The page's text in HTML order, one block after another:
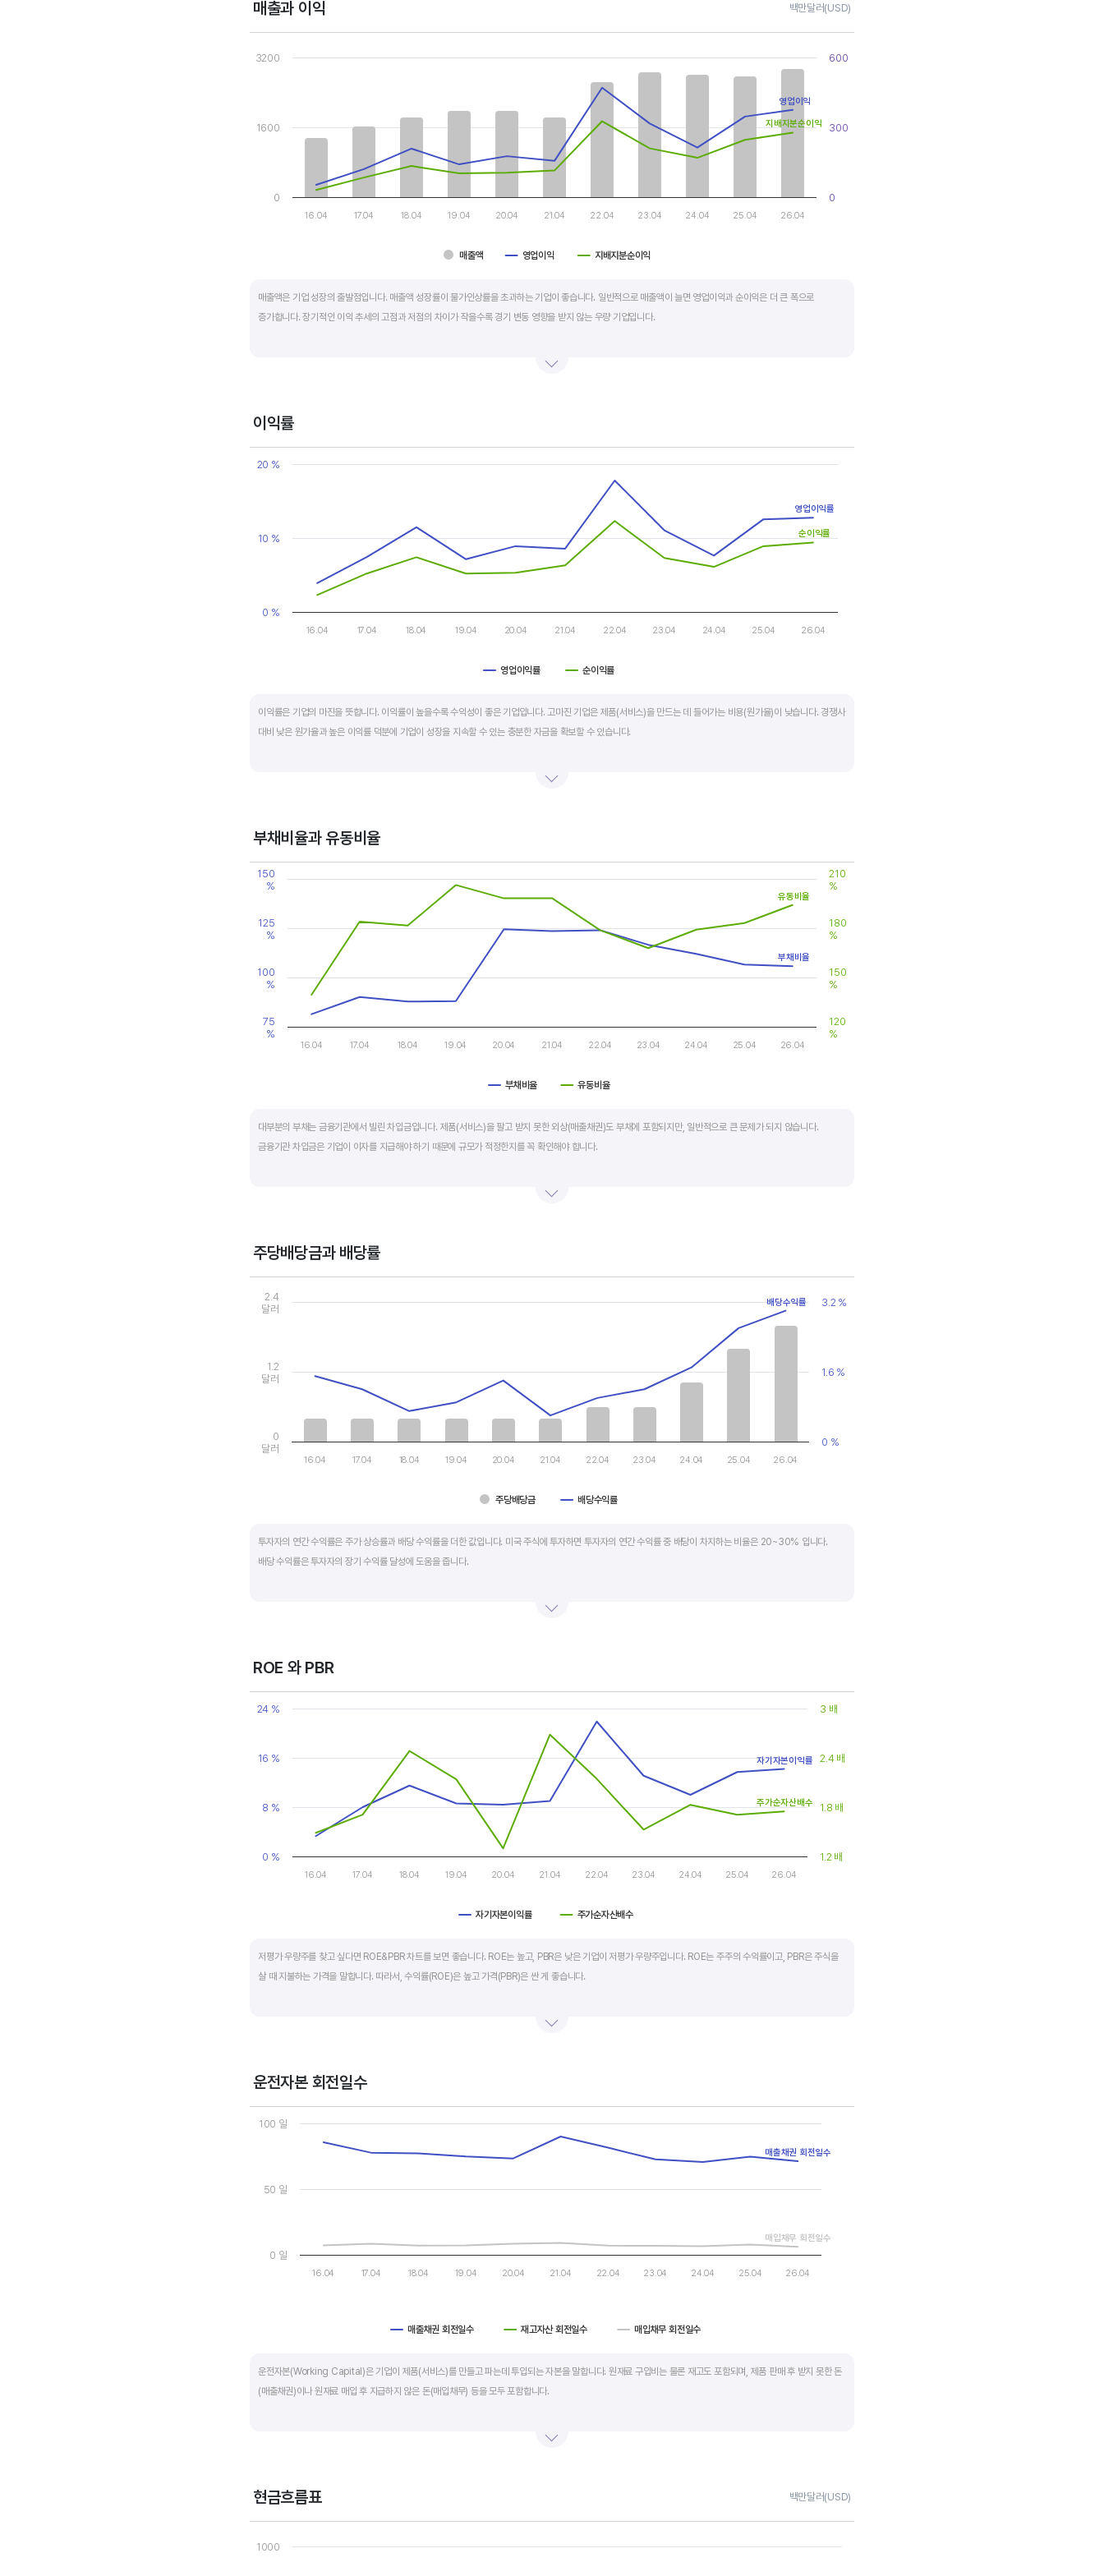
매출과 이익 백만달러(USD)
Chart
View as data table, Chart
매출액 영업이익 지배지분순이익
16.04 17.04 18.04 19.04 20.04 21.04 22.04 23.04 24.04 25.04 26.04
0
1600
3200
0
300
600
영업이익
지배지분순이익
매출액은 기업 성장의 출발점입니다. 매출액 성장률이 물가인상률을 초과하는 기업이 좋습니다. 일반적으로 매출액이 늘면 영업이익과 순이익은 더 큰 폭으로
증가합니다. 장기적인 이익 추세의 고점과 저점의 차이가 작을수록 경기 변동 영향을 받지 않는 우량 기업입니다.
매출액, 영업이익, 순이익 모두 우상향 하는 기업은 주가도 꾸준히 상승합니다. 주가 상승의 출발점이 꾸준한 매출액 증가에서 시작한다는 점을 기억해야 합니다.
이익률
Chart
Line chart with 2 lines.
The chart has 1 Y axis displaying values. Data ranges from 2.3 to 17.78.
영업이익률 순이익률
16.04 17.04 18.04 19.04 20.04 21.04 22.04 23.04 24.04 25.04 26.04
0 %
10 %
20 %
영업이익률
순이익률
이익률은 기업의 마진을 뜻합니다. 이익률이 높을수록 수익성이 좋은 기업입니다. 고마진 기업은 제품(서비스)을 만드는 데 들어가는 비용(원가율)이 낮습니다. 경쟁사
대비 낮은 원가율과 높은 이익률 덕분에 기업이 성장을 지속할 수 있는 충분한 자금을 확보할 수 있습니다.
부채비율과 유동비율
Chart
Line chart with 2 lines.
View as data table, Chart
The chart has 1 X axis displaying categories.
The chart has 2 Y axes displaying values, and values.
부채비율 유동비율
16.04 17.04 18.04 19.04 20.04 21.04 22.04 23.04 24.04 25.04 26.04
75
%
100
%
125
%
150
%
120
%
150
%
180
%
210
%
부채비율
유동비율
대부분의 부채는 금융기관에서 빌린 차입금입니다. 제품(서비스)을 팔고 받지 못한 외상(매출채권)도 부채에 포함되지만, 일반적으로 큰 문제가 되지 않습니다.
금융기관 차입금은 기업이 이자를 지급해야 하기 때문에 규모가 적정한지를 꼭 확인해야 합니다.
주당배당금과 배당률
Chart
Combination chart with 2 data series.
View as data table, Chart
주당배당금 배당수익률
16.04 17.04 18.04 19.04 20.04 21.04 22.04 23.04 24.04 25.04 26.04
0
달러
1.2
달러
2.4
달러
0 %
1.6 %
3.2 %
배당수익률
투자자의 연간 수익률은 주가 상승률과 배당 수익률을 더한 값입니다. 미국 주식에 투자하면 투자자의 연간 수익률 중 배당이 차지하는 비율은 20~30% 입니다.
배당 수익률은 투자자의 장기 수익률 달성에 도움을 줍니다.
매력이 있는 기업이고 배당수익률은 높을수록 좋습니다.
ROE 와 PBR
Chart
Line chart with 2 lines.
The chart has 2 Y axes displaying values, and values.
자기자본이익률 주가순자산배수
16.04 17.04 18.04 19.04 20.04 21.04 22.04 23.04 24.04 25.04 26.04
0 %
8 %
16 %
24 %
1.2 배
1.8 배
2.4 배
3 배
자기자본이익률
주가순자산배수
저평가 우량주를 찾고 싶다면 ROE&PBR 차트를 보면 좋습니다. ROE는 높고, PBR은 낮은 기업이 저평가 우량주입니다. ROE는 주주의 수익률이고, PBR은 주식을
살 때 지불하는 가격을 말합니다. 따라서, 수익률(ROE)은 높고 가격(PBR)은 싼 게 좋습니다.
ROE는 자기자본이익률이라고 하며 (순이익/자본총계)*100% 로 계산합니다. PBR은 주가순자산배수라고 하며 (시가총액/자본총계)로 계산합니다. 동종 산업 내
운전자본 회전일수
Chart
Line chart with 3 lines.
View as data table, Chart
The chart has 1 X axis displaying categories.
매출채권 회전일수 재고자산 회전일수 매입채무 회전일수
16.04 17.04 18.04 19.04 20.04 21.04 22.04 23.04 24.04 25.04 26.04
0 일
50 일
100 일
매출채권 회전일수
매입채무 회전일수
운전자본(Working Capital)은 기업이 제품(서비스)를 만들고 파는데 투입되는 자본을 말합니다. 원재료 구입비는 물론 재고도 포함되며, 제품 판매 후 받지 못한 돈
(매출채권)이나 원재료 매입 후 지급하지 않은 돈(매입채무) 등을 모두 포함합니다.
운전자본 회전일수는 낮을 수록 좋습니다. 운전자본 회전일수가 낮으면 회사의 현금 회전이 빠릅니다. 현금 → 원재료 → 제품 → 매출채권 → 현금으로 회수되는
운전자본 회전일수는 매출채권 회전일수 + 재고자산 회전일수 - 매입채무 회전일수로 계산합니다. 매출채권 회전일수는 제품 판매 후 거래처로부터 현금으로
현금흐름표 백만달러(USD)
Chart
View as data table, Chart
1000